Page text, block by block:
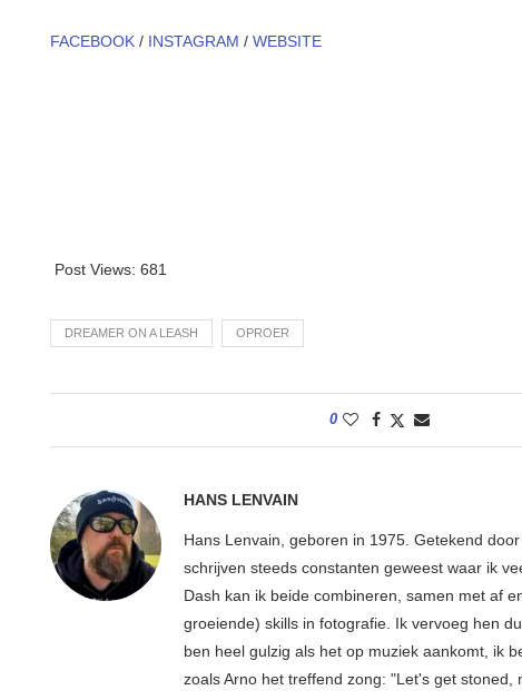
FACEBOOK / INSTAGRAM / WEBSITE
Post Views: 681
DREAMER ON A LEASH OPROER
0
HANS LENVAIN
Hans Lenvain, geboren in 1975. Getekend
schrijven steeds constanten geweest waar ik
Dash kan ik beide combineren, samen met af
groeiende) skills in fotografie. Ik vervoeg hen
ben heel gulzig als het op muziek aankomt, ik
zoals Arno het treffend zong: "Let's get stoned,